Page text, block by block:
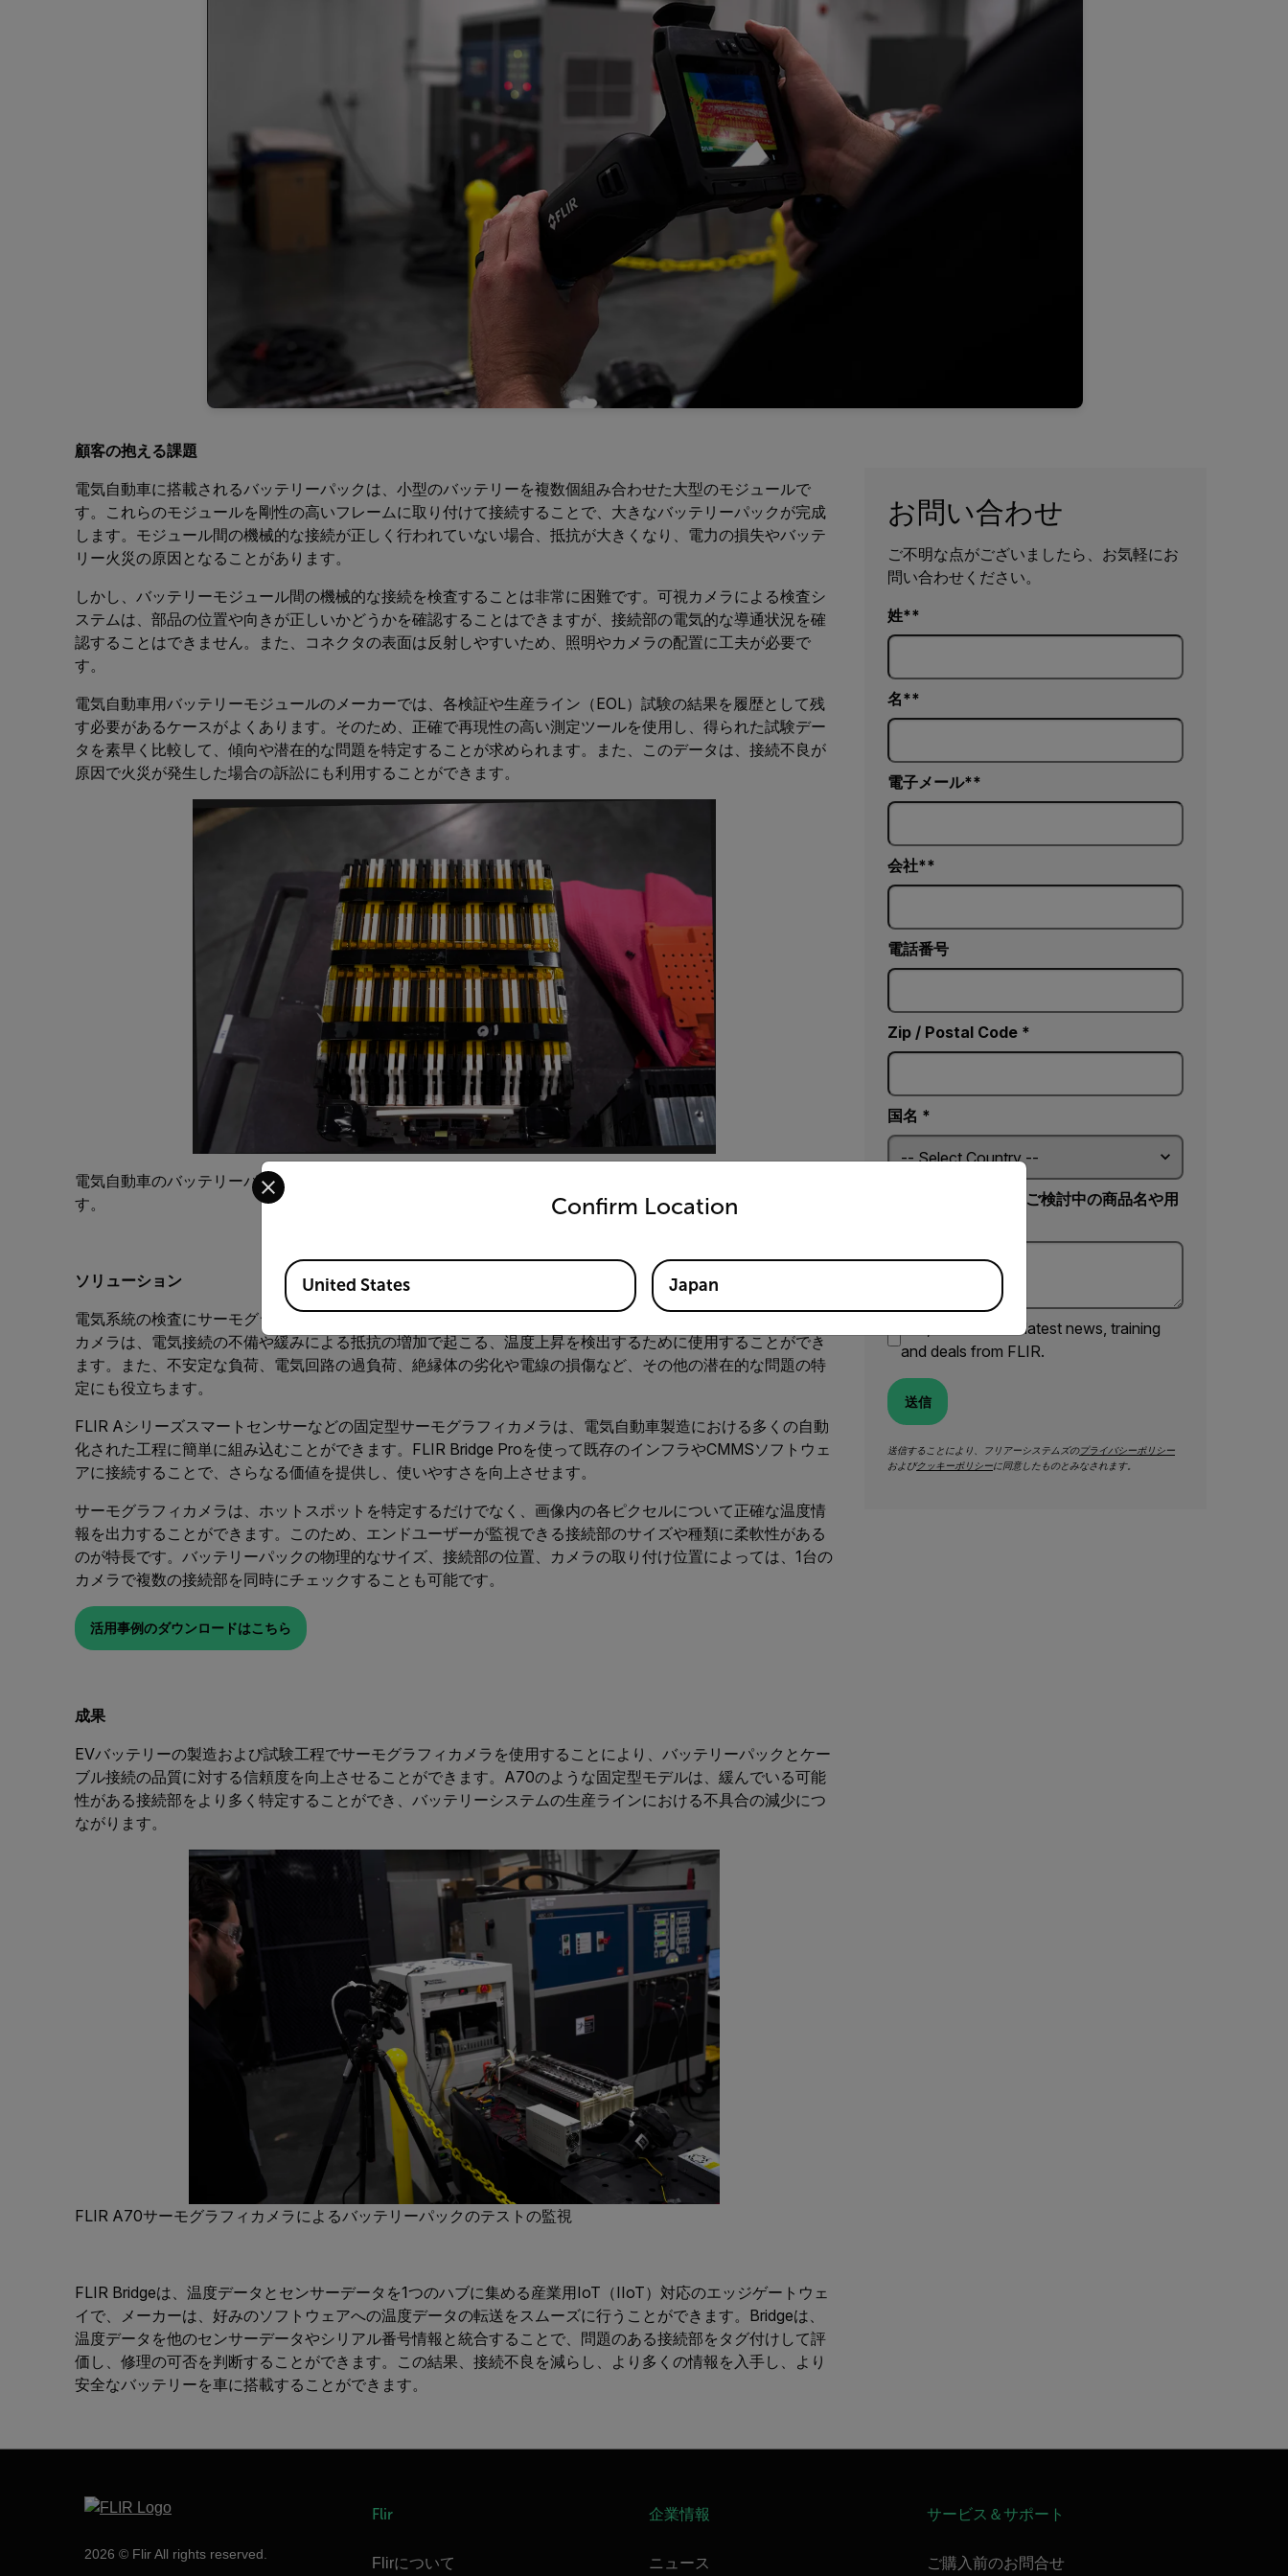
顧客の抱える課題
電気自動車に搭載されるバッテリーパックは、小型のバッテリーを複数個組み合わせた大型のモジュールで
す。これらのモジュールを剛性の高いフレームに取り付けて接続することで、大きなバッテリーパックが完成
します。モジュール間の機械的な接続が正しく行われていない場合、抵抗が大きくなり、電力の損失やバッテ
リー火災の原因となることがあります。
しかし、バッテリーモジュール間の機械的な接続を検査することは非常に困難です。可視カメラによる検査シ
ステムは、部品の位置や向きが正しいかどうかを確認することはできますが、接続部の電気的な導通状況を確
認することはできません。また、コネクタの表面は反射しやすいため、照明やカメラの配置に工夫が必要で
す。
電気自動車用バッテリーモジュールのメーカーでは、各検証や生産ライン（EOL）試験の結果を履歴として残
す必要があるケースがよくあります。そのため、正確で再現性の高い測定ツールを使用し、得られた試験デー
タを素早く比較して、傾向や潜在的な問題を特定することが求められます。また、このデータは、接続不良が
原因で火災が発生した場合の訴訟にも利用することができます。
電気自動車のバッテリーパックは、複数の小型バッテリーを組み合わせた大型のモジュールで構成されていま
す。
ソリューション
電気系統の検査にサーモグラフィカメラを使用する手法は、製造業では長い歴史があります。サーモグラフィ
カメラは、電気接続の不備や緩みによる抵抗の増加で起こる、温度上昇を検出するために使用することができ
ます。また、不安定な負荷、電気回路の過負荷、絶縁体の劣化や電線の損傷など、その他の潜在的な問題の特
定にも役立ちます。
FLIR Aシリーズスマートセンサーなどの固定型サーモグラフィカメラは、電気自動車製造における多くの自動
化された工程に簡単に組み込むことができます。FLIR Bridge Proを使って既存のインフラやCMMSソフトウェ
アに接続することで、さらなる価値を提供し、使いやすさを向上させます。
サーモグラフィカメラは、ホットスポットを特定するだけでなく、画像内の各ピクセルについて正確な温度情
報を出力することができます。このため、エンドユーザーが監視できる接続部のサイズや種類に柔軟性がある
のが特長です。バッテリーパックの物理的なサイズ、接続部の位置、カメラの取り付け位置によっては、1台の
カメラで複数の接続部を同時にチェックすることも可能です。
活用事例のダウンロードはこちら
成果
EVバッテリーの製造および試験工程でサーモグラフィカメラを使用することにより、バッテリーパックとケー
ブル接続の品質に対する信頼度を向上させることができます。A70のような固定型モデルは、緩んでいる可能
性がある接続部をより多く特定することができ、バッテリーシステムの生産ラインにおける不具合の減少につ
ながります。
FLIR A70サーモグラフィカメラによるバッテリーパックのテストの監視
FLIR Bridgeは、温度データとセンサーデータを1つのハブに集める産業用IoT（IIoT）対応のエッジゲートウェ
イで、メーカーは、好みのソフトウェアへの温度データの転送をスムーズに行うことができます。Bridgeは、
温度データを他のセンサーデータやシリアル番号情報と統合することで、問題のある接続部をタグ付けして評
価し、修理の可否を判断することができます。この結果、接続不良を減らし、より多くの情報を入手し、より
安全なバッテリーを車に搭載することができます。
お問い合わせ
ご不明な点がございましたら、お気軽にお
問い合わせください。
姓*
名*
電子メール*
会社*
電話番号
Zip / Postal Code *
国名 *
お問い合わせ内容（ご検討中の商品名や用
Yes, email me the latest news, training
and deals from FLIR.
送信
送信することにより、フリアーシステムズのプライバシーポリシー
およびクッキーポリシーに同意したものとみなされます。
2026 © Flir All rights reserved.
Flir
Flirについて
企業情報
ニュース
サービス＆サポート
ご購入前のお問合せ
Confirm Location
Select your preferred country and language from the options below to access the appropriate version of our website.
Available Locations
United States Japan